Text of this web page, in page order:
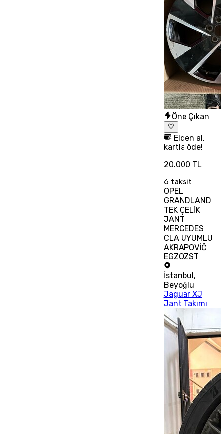
Öne Çıkan
Elden al,
kartla öde!
20.000 TL
6 taksit
OPEL
GRANDLAND
TEK ÇELİK
JANT
MERCEDES
CLA UYUMLU
AKRAPOVİČ
EGZOZST
İstanbul,
Beyoğlu
Jaguar XJ
Jant Takımı